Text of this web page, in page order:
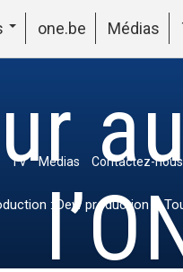
one.be Médias
TV Médias Contactez-nous
: Dew production –